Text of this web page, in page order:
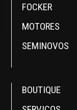
FOCKER
MOTORES
SEMINOVOS
BOUTIQUE